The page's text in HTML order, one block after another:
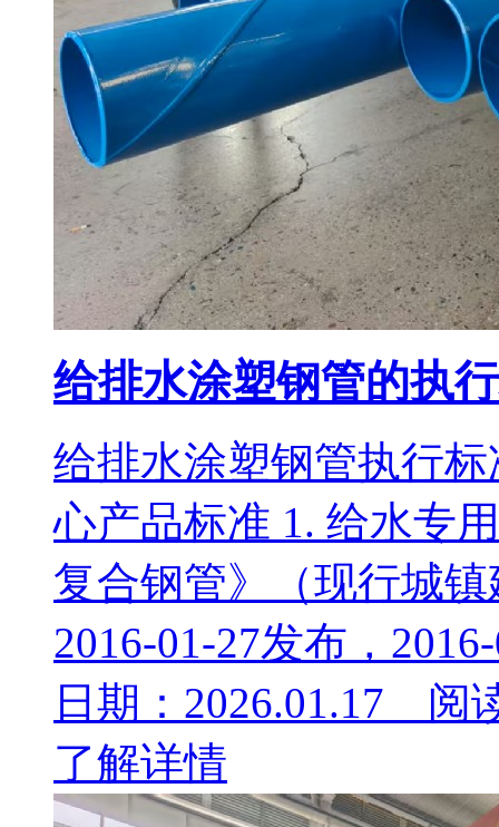
给排水涂塑钢管的执
给排水涂塑钢管执行
心产品标准 1. 给水专
复合钢管》（现行城
2016-01-27发布，
日期：2026.01.17 阅
了解详情